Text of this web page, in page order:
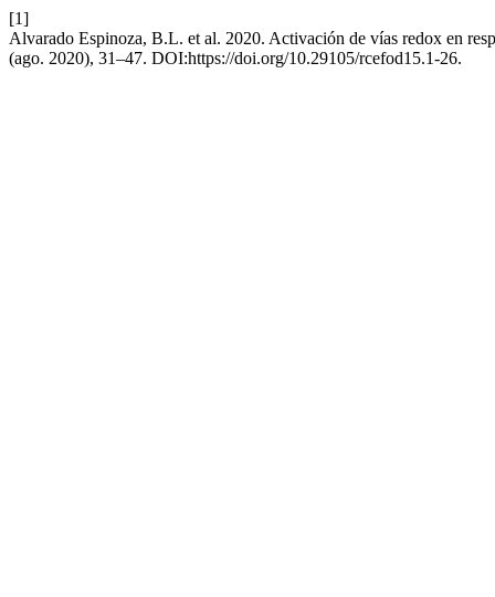
[1]
Alvarado Espinoza, B.L. et al. 2020. Activación de vías redox en
(ago. 2020), 31–47. DOI:https://doi.org/10.29105/rcefod15.1-26.